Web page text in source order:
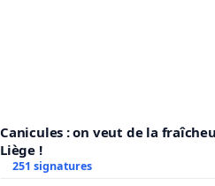
Canicules : on veut de la
Liège !
251 signatures